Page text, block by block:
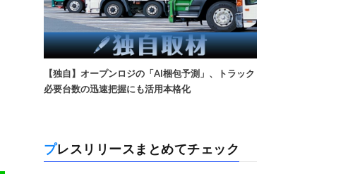
【独自】オープンロジの「AI梱包予測」、トラック
必要台数の迅速把握にも活用本格化
プレスリリースまとめてチェック